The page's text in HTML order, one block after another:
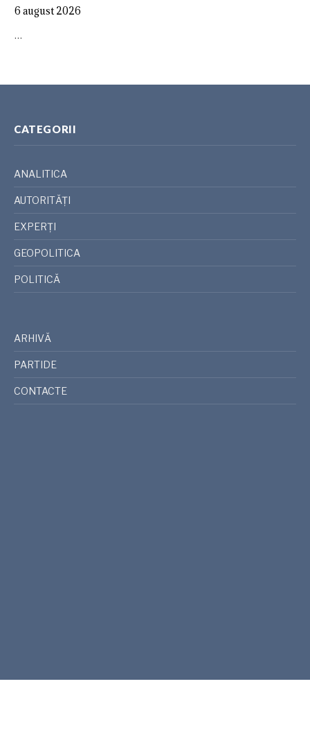
6 august 2026
…
CATEGORII
ANALITICA
AUTORITĂȚI
EXPERȚI
GEOPOLITICA
POLITICĂ
ARHIVĂ
PARTIDE
CONTACTE